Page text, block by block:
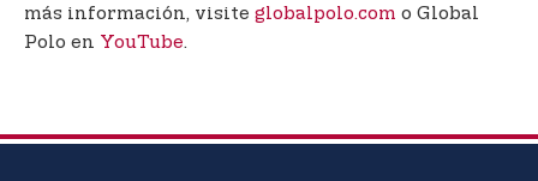
más información, visite globalpolo.com o Global
Polo en YouTube.